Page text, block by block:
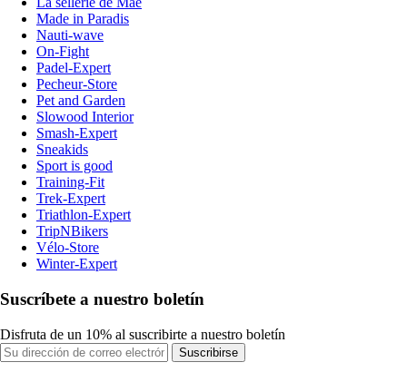
Made in Paradis
Nauti-wave
On-Fight
Padel-Expert
Pecheur-Store
Pet and Garden
Slowood Interior
Smash-Expert
Sneakids
Sport is good
Training-Fit
Trek-Expert
Triathlon-Expert
TripNBikers
Vélo-Store
Winter-Expert
Suscríbete a nuestro boletín
Disfruta de un 10% al suscribirte a nuestro boletín
Suscribirse